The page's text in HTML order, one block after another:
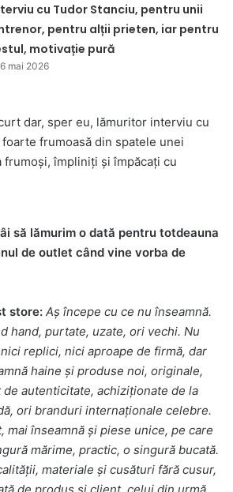
cu Tudor Stanciu, pentru unii
pentru alții prieten, iar pentru
motivație pură
6 mai 2026
dar, sper eu, lămuritor interviu cu
frumoasă din spatele unei
frumoși, împliniți și împăcați cu
să lămurim o dată pentru totdeauna
de outlet când vine vorba de
store: Aș începe cu ce nu înseamnă.
hand, purtate, uzate, ori vechi. Nu
replici, nici aproape de firmă, dar
haine și produse noi, originale,
autenticitate, achiziționate de la
ori branduri internaționale celebre.
mai înseamnă și piese unice, pe care
mărime, practic, o singură bucată.
materiale și cusături fără cusur,